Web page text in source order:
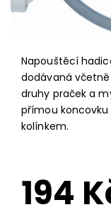
Napouštěcí
dodávaná
druhy praček a
přímou
kolínkem.
194